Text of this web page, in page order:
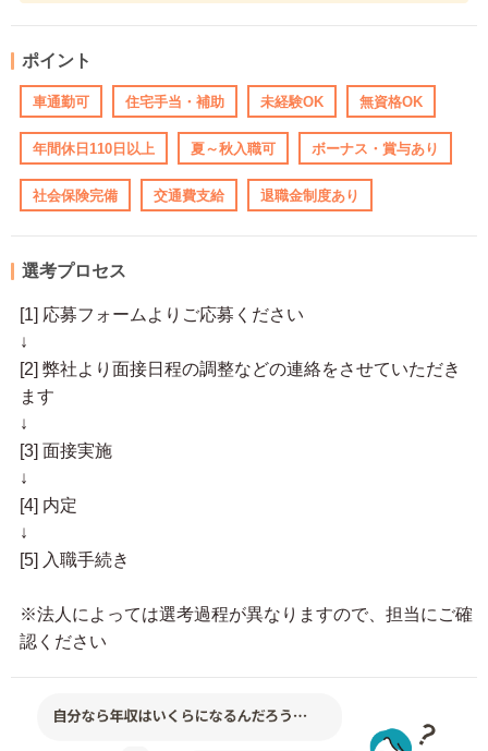
ポイント
車通勤可 住宅手当・補助 未経験OK 無資格OK
年間休日110日以上 夏～秋入職可 ボーナス・賞与あり
社会保険完備 交通費支給 退職金制度あり
選考プロセス
[1] 応募フォームよりご応募ください
↓
[2] 弊社より面接日程の調整などの連絡をさせていただき
ます
↓
[3] 面接実施
↓
[4] 内定
↓
[5] 入職手続き
※法人によっては選考過程が異なりますので、担当にご確
認ください